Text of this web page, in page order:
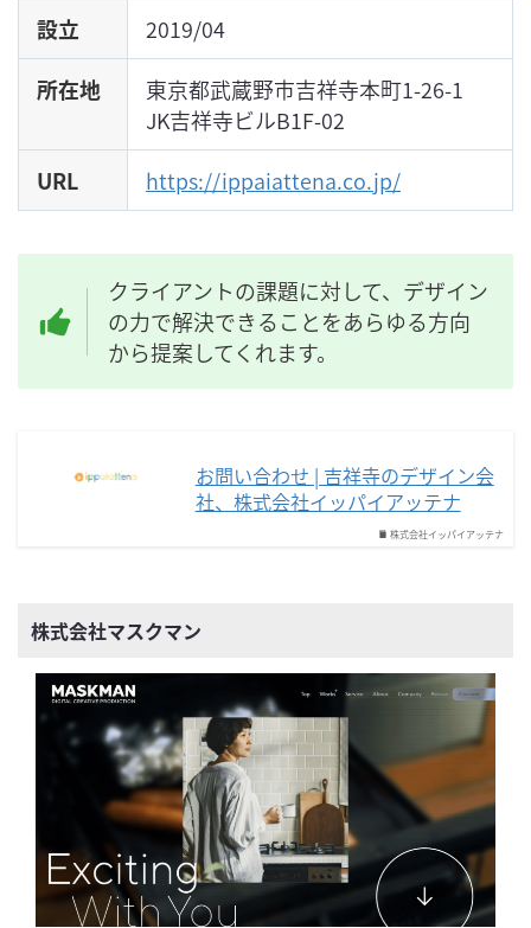
設立
2019/04
所在地
東京都武蔵野市吉祥寺本町1-26-1
JK吉祥寺ビルB1F-02
URL
https://ippaiattena.co.jp/
クライアントの課題に対して、デザイン
の力で解決できることをあらゆる方向
から提案してくれます。
株式会社イッパイアッテナ
お問い合わせ | 吉祥寺のデザイン会
社、株式会社イッパイアッテナ
株式会社マスクマン